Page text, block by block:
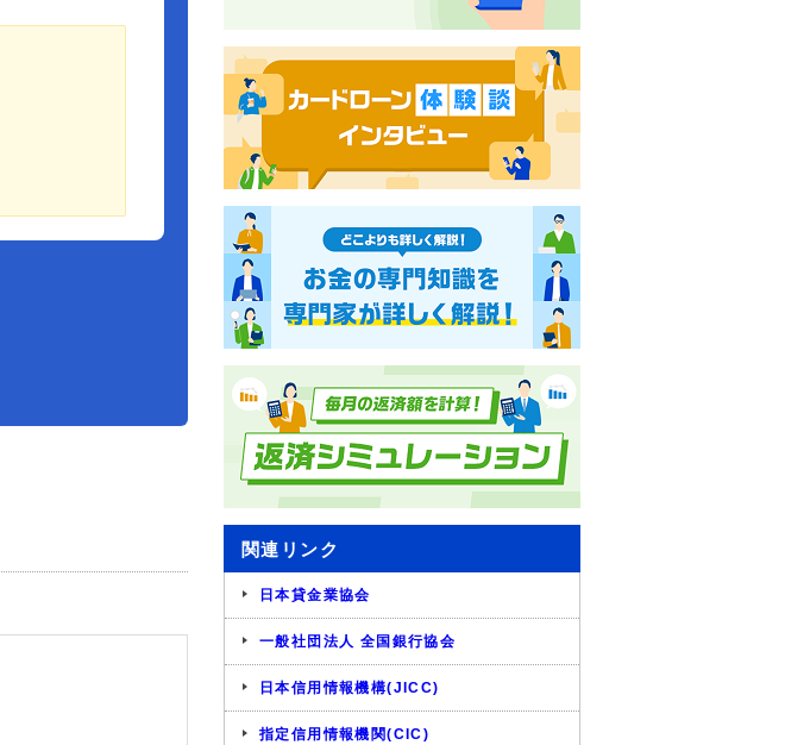
関連リンク
日本貸金業協会
一般社団法人 全国銀行協会
日本信用情報機構(JICC)
指定信用情報機関(CIC)